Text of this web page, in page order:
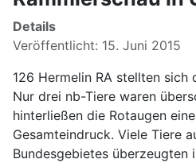
Details
Veröffentlicht: 15. Juni 2015
126 Hermelin RA stellten sich
Nur drei nb-Tiere waren
hinterließen die Rotaugen
Gesamteindruck. Viele Tiere
Bundesgebietes überzeugten